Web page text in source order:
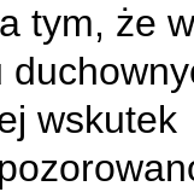
tym, że
wskutek